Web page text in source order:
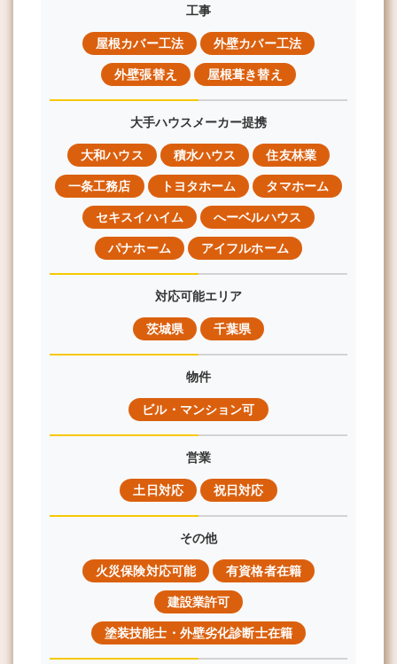
工事
屋根カバー工法 外壁カバー工法
外壁張替え 屋根葺き替え
大手ハウスメーカー提携
大和ハウス 積水ハウス 住友林業
一条工務店 トヨタホーム タマホーム
セキスイハイム へーベルハウス
パナホーム アイフルホーム
対応可能エリア
茨城県 千葉県
物件
ビル・マンション可
営業
土日対応 祝日対応
その他
火災保険対応可能 有資格者在籍
建設業許可
塗装技能士・外壁劣化診断士在籍